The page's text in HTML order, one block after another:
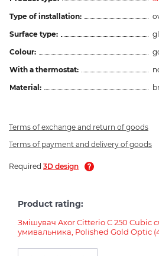
Type of installation:
Surface type:
Colour:
With a thermostat:
Material:
Terms of exchange and return of goods
Terms of payment and delivery of goods
Required 3D design
Product rating:
Змішувач Axor Citterio C 250 Cubic
умивальника, Polished Gold Optic